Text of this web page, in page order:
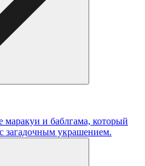
и баблгама, который
загадочным украшением.